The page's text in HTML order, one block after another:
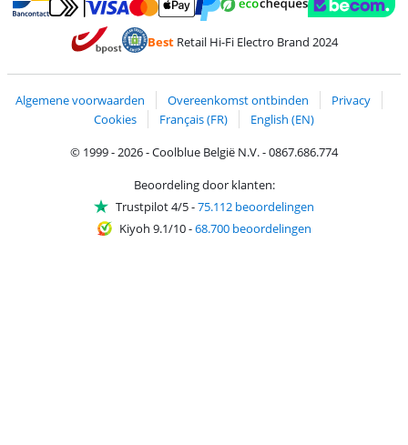
Betalen met Bancontact
Betalen met MasterCard en Visa via ClickToPay
Betalen met PayPal
BestRetail Hi-Fi Electro Brand 2024
Algemene voorwaarden Overeenkomst ontbinden
Privacy
Cookies
Français (FR)
English (EN)
© 1999 - 2026 - Coolblue België N.V. - 0867.686.774
Beoordeling door klanten:
Trustpilot 4/5-75.112 beoordelingen
Kiyoh 9.1/10-68.700 beoordelingen